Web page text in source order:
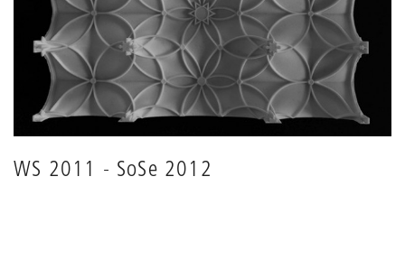
WS 2011 - SoSe 2012